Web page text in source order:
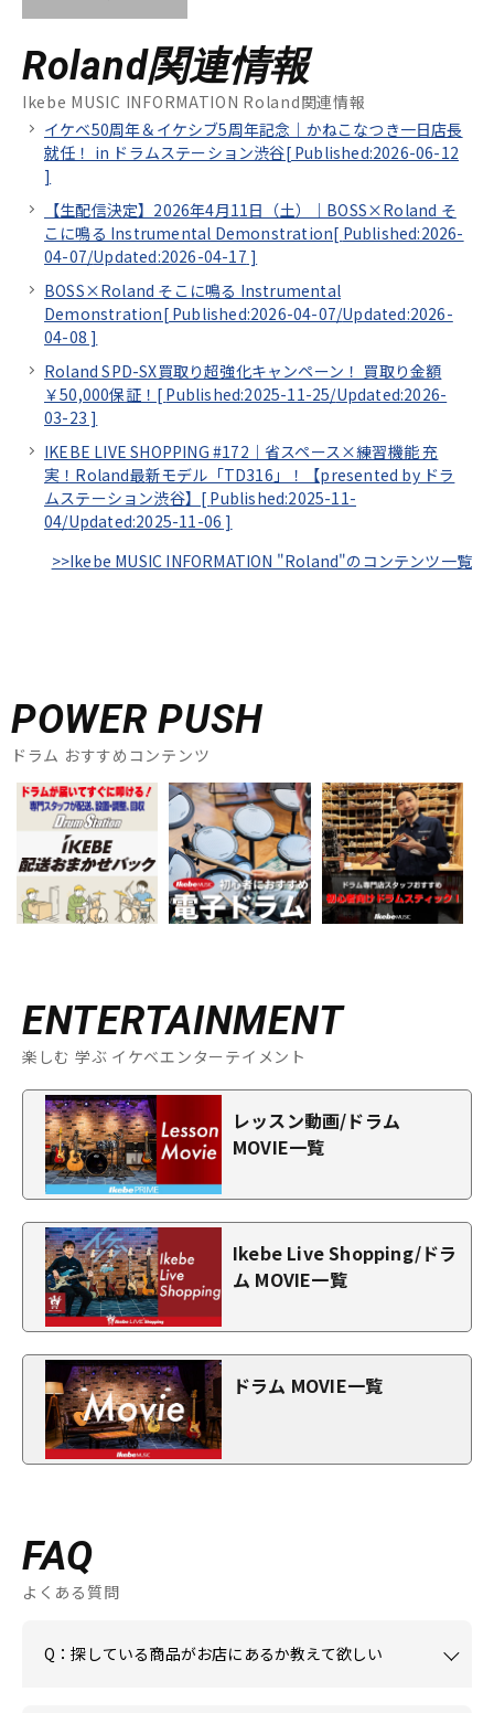
Roland関連情報
Ikebe MUSIC INFORMATION Roland関連情報
イケベ50周年＆イケシブ5周年記念｜かねこなつき一日店長
就任！ in ドラムステーション渋谷[ Published:2026-06-12
]
【生配信決定】2026年4月11日（土）｜BOSS×Roland そ
こに鳴る Instrumental Demonstration[ Published:2026-
04-07/Updated:2026-04-17 ]
BOSS×Roland そこに鳴る Instrumental
Demonstration[ Published:2026-04-07/Updated:2026-
04-08 ]
Roland SPD-SX買取り超強化キャンペーン！ 買取り金額
￥50,000保証！[ Published:2025-11-25/Updated:2026-
03-23 ]
IKEBE LIVE SHOPPING #172｜省スペース×練習機能 充
実！Roland最新モデル「TD316」！【presented by ドラ
ムステーション渋谷】[ Published:2025-11-
04/Updated:2025-11-06 ]
>>Ikebe MUSIC INFORMATION "Roland"のコンテンツ一覧
POWER PUSH
ドラム おすすめコンテンツ
ENTERTAINMENT
楽しむ 学ぶ イケベエンターテイメント
レッスン動画/ドラム
MOVIE一覧
Ikebe Live Shopping/ドラ
ム MOVIE一覧
ドラム MOVIE一覧
FAQ
よくある質問
Q：探している商品がお店にあるか教えて欲しい